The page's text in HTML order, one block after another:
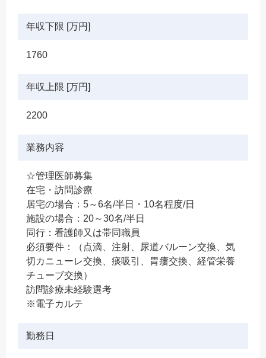
年収下限 [万円]
1760
年収上限 [万円]
2200
業務内容
☆管理医師募集
在宅・訪問診療
居宅の場合：5～6名/半日・10名程度/日
施設の場合：20～30名/半日
同行：看護師又は帯同職員
必須要件：（点滴、注射、尿道バルーン交換、気
切カニューレ交換、痰吸引、胃瘻交換、経管栄養
チューブ交換）
訪問診療未経験選考
※電子カルテ
勤務日